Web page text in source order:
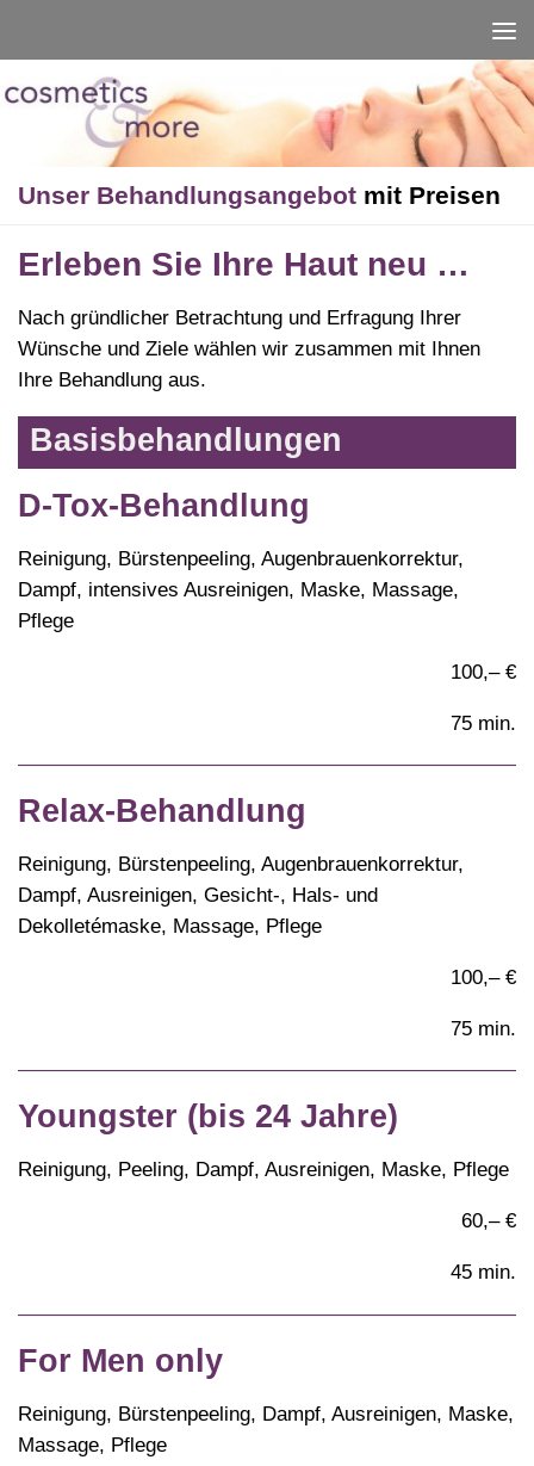
Unser Behandlungsangebot mit Preisen
Erleben Sie Ihre Haut neu …
Nach gründlicher Betrachtung und Erfragung Ihrer
Wünsche und Ziele wählen wir zusammen mit Ihnen
Ihre Behandlung aus.
Basisbehandlungen
D-Tox-Behandlung
Reinigung, Bürstenpeeling, Augenbrauenkorrektur,
Dampf, intensives Ausreinigen, Maske, Massage,
Pflege
100,– €
75 min.
Relax-Behandlung
Reinigung, Bürstenpeeling, Augenbrauenkorrektur,
Dampf, Ausreinigen, Gesicht-, Hals- und
Dekolletémaske, Massage, Pflege
100,– €
75 min.
Youngster (bis 24 Jahre)
Reinigung, Peeling, Dampf, Ausreinigen, Maske, Pflege
60,– €
45 min.
For Men only
Reinigung, Bürstenpeeling, Dampf, Ausreinigen, Maske,
Massage, Pflege